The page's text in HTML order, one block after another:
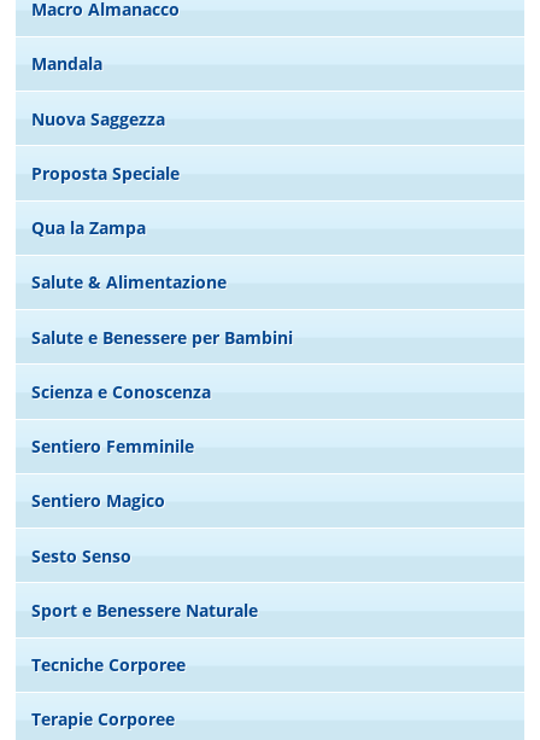
Macro Almanacco
Mandala
Nuova Saggezza
Proposta Speciale
Qua la Zampa
Salute & Alimentazione
Salute e Benessere per Bambini
Scienza e Conoscenza
Sentiero Femminile
Sentiero Magico
Sesto Senso
Sport e Benessere Naturale
Tecniche Corporee
Terapie Corporee